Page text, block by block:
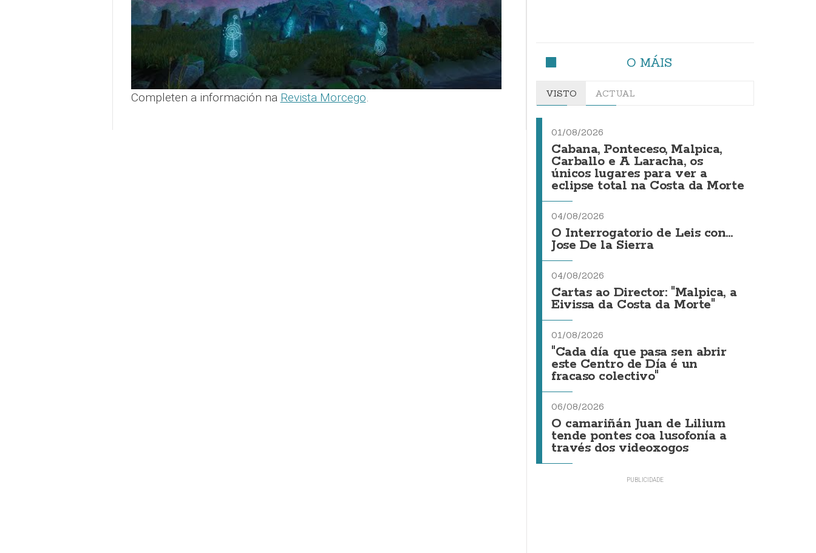
Completen a información na Revista Morcego.
O MÁIS
VISTO ACTUAL
01/08/2026
Cabana, Ponteceso, Malpica,
Carballo e A Laracha, os
únicos lugares para ver a
eclipse total na Costa da Morte
04/08/2026
O Interrogatorio de Leis con...
Jose De la Sierra
04/08/2026
Cartas ao Director: "Malpica, a
Eivissa da Costa da Morte"
01/08/2026
"Cada día que pasa sen abrir
este Centro de Día é un
fracaso colectivo"
06/08/2026
O camariñán Juan de Lilium
tende pontes coa lusofonía a
través dos videoxogos